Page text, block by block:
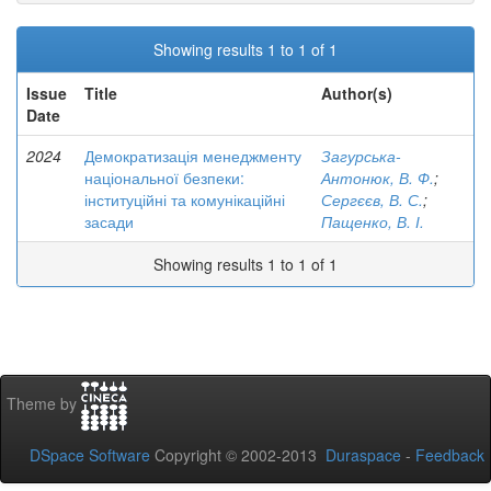
Showing results 1 to 1 of 1
Issue
Date
Title Author(s)
2024
Демократизація менеджменту
національної безпеки:
інституційні та комунікаційні
засади
Загурська-
Антонюк, В. Ф.;
Сергєєв, В. С.;
Пащенко, В. І.
Showing results 1 to 1 of 1
Theme by
DSpace Software Copyright © 2002-2013 Duraspace - Feedback